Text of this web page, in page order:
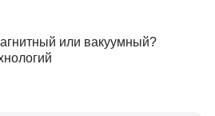
или вакуумный?